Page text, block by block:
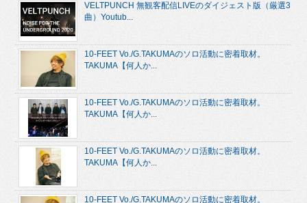
VELTPUNCH 無観客配信LIVEのダイジェスト版（厳選3
曲）Youtub...
10-FEET Vo./G.TAKUMAのソロ活動に密着取材。
TAKUMA【何人か...
10-FEET Vo./G.TAKUMAのソロ活動に密着取材。
TAKUMA【何人か...
10-FEET Vo./G.TAKUMAのソロ活動に密着取材。
TAKUMA【何人か...
10-FEET Vo./G.TAKUMAのソロ活動に密着取材。